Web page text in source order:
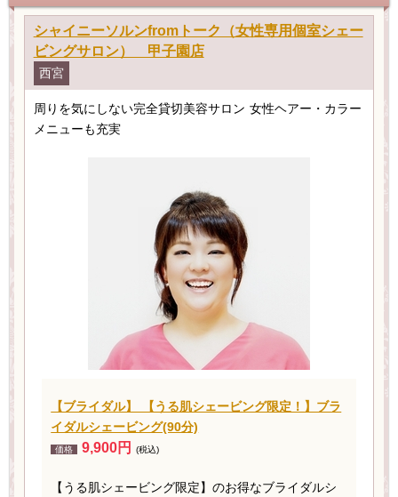
シャイニーソルンfromトーク（女性専用個室シェー
ビングサロン） 甲子園店
西宮
周りを気にしない完全貸切美容サロン 女性ヘアー・カラー
メニューも充実
【ブライダル】 【うる肌シェービング限定！】ブラ
イダルシェービング(90分)
価格 9,900円 (税込)
【うる肌シェービング限定】のお得なブライダルシ